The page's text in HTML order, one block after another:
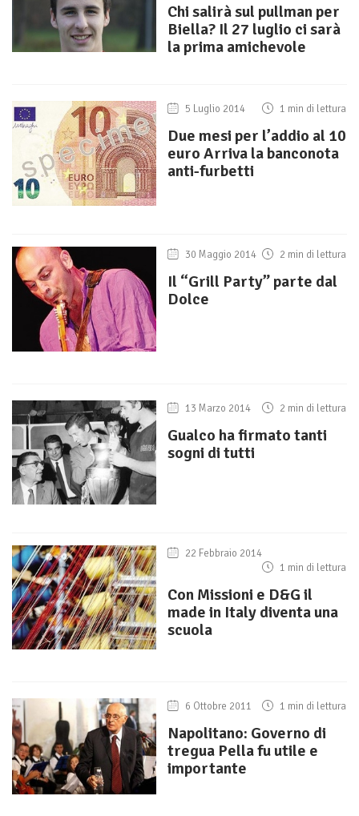
Chi salirà sul pullman per
Biella? Il 27 luglio ci sarà
la prima amichevole
5 Luglio 2014 1 min di lettura
Due mesi per l’addio al 10
euro Arriva la banconota
anti-furbetti
30 Maggio 2014 2 min di lettura
Il “Grill Party” parte dal
Dolce
13 Marzo 2014 2 min di lettura
Gualco ha firmato tanti
sogni di tutti
22 Febbraio 2014
1 min di lettura
Con Missioni e D&G il
made in Italy diventa una
scuola
6 Ottobre 2011 1 min di lettura
Napolitano: Governo di
tregua Pella fu utile e
importante